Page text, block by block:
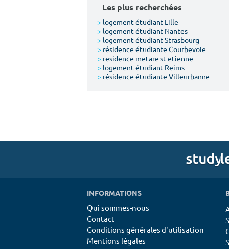
Les plus recherchées
> logement étudiant Lille
> logement étudiant Nantes
> logement étudiant Strasbourg
> résidence étudiante Courbevoie
> residence metare st etienne
> logement étudiant Reims
> résidence étudiante Villeurbanne
INFORMATIONS
Qui sommes-nous
Contact
Conditions générales d'utilisation
Mentions légales